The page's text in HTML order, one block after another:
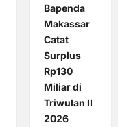
Bapenda
Makassar
Catat
Surplus
Rp130
Miliar di
Triwulan II
2026